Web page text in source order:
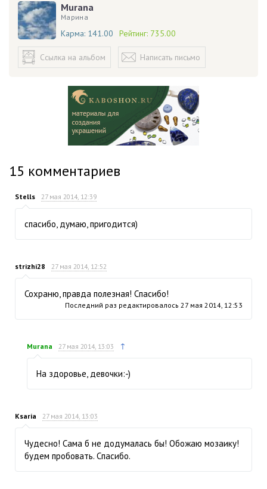
Murana
Марина
Карма: 141.00 Рейтинг: 735.00
Ссылка на альбом Написать письмо
15 комментариев
Stells 27 мая 2014, 12:39
спасибо, думаю, пригодится)
strizhi28 27 мая 2014, 12:52
Сохраню, правда полезная! Спасибо!
Последний раз редактировалось 27 мая 2014, 12:53
Murana 27 мая 2014, 13:03 ↑
На здоровье, девочки:-)
Ksaria 27 мая 2014, 13:03
Чудесно! Сама б не додумалась бы! Обожаю мозаику!
будем пробовать. Спасибо.